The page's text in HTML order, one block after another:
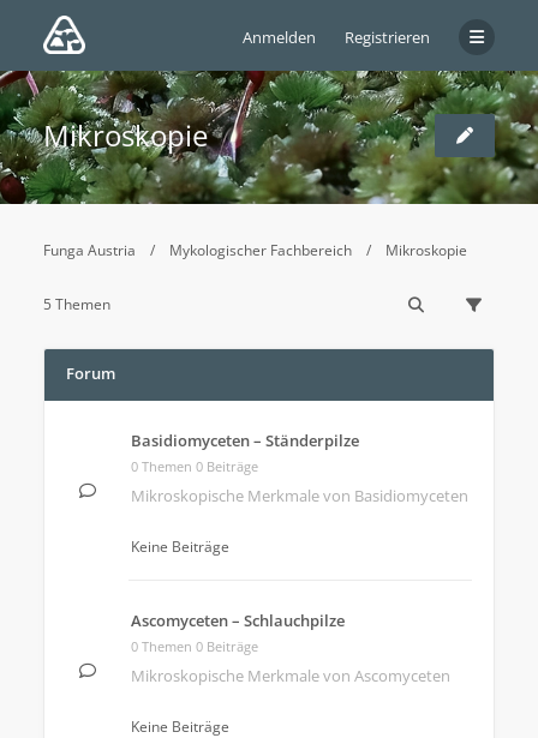
Anmelden Registrieren
Mikroskopie
Funga Austria Mykologischer Fachbereich Mikroskopie
5 Themen
Forum
Basidiomyceten – Ständerpilze
0 Themen 0 Beiträge
Mikroskopische Merkmale von Basidiomyceten
Keine Beiträge
Ascomyceten – Schlauchpilze
0 Themen 0 Beiträge
Mikroskopische Merkmale von Ascomyceten
Keine Beiträge